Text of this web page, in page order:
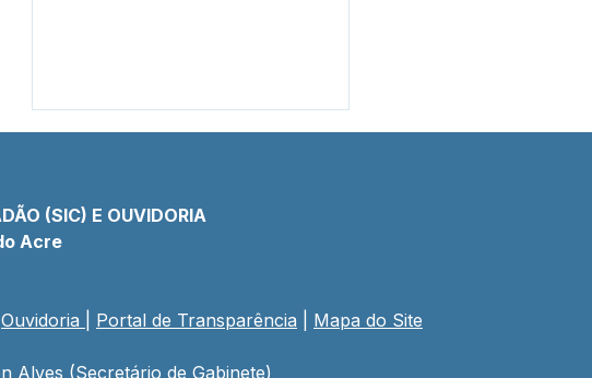
Chamada Pública
Licitação
(SIC) E OUVIDORIA
Acre
Ouvidoria Portal de Transparência Mapa do Site
Alves (Secretário de Gabinete)